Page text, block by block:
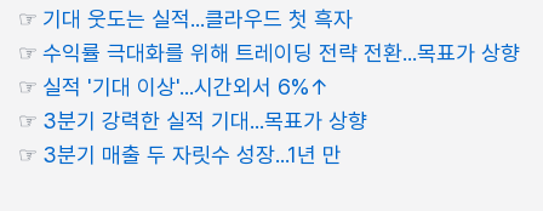
☞ 기대 웃도는 실적...클라우드 첫 흑자
☞수익률 극대화를 위해 트레이딩 전략 전환...목표가 상향
☞ 실적 '기대 이상'...시간외서 6%↑
☞ 3분기 강력한 실적 기대...목표가 상향
☞ 3분기 매출 두 자릿수 성장...1년 만